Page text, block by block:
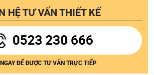
HỆ TƯ VẤN THIẾT KẾ
0523 230 666
ĐỂ ĐƯỢC TƯ VẤN TRỰC TIẾP